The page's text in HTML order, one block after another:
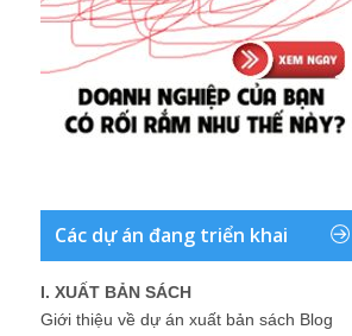
Các dự án đang triển khai
I. XUẤT BẢN SÁCH
Giới thiệu về dự án xuất bản sách Blog